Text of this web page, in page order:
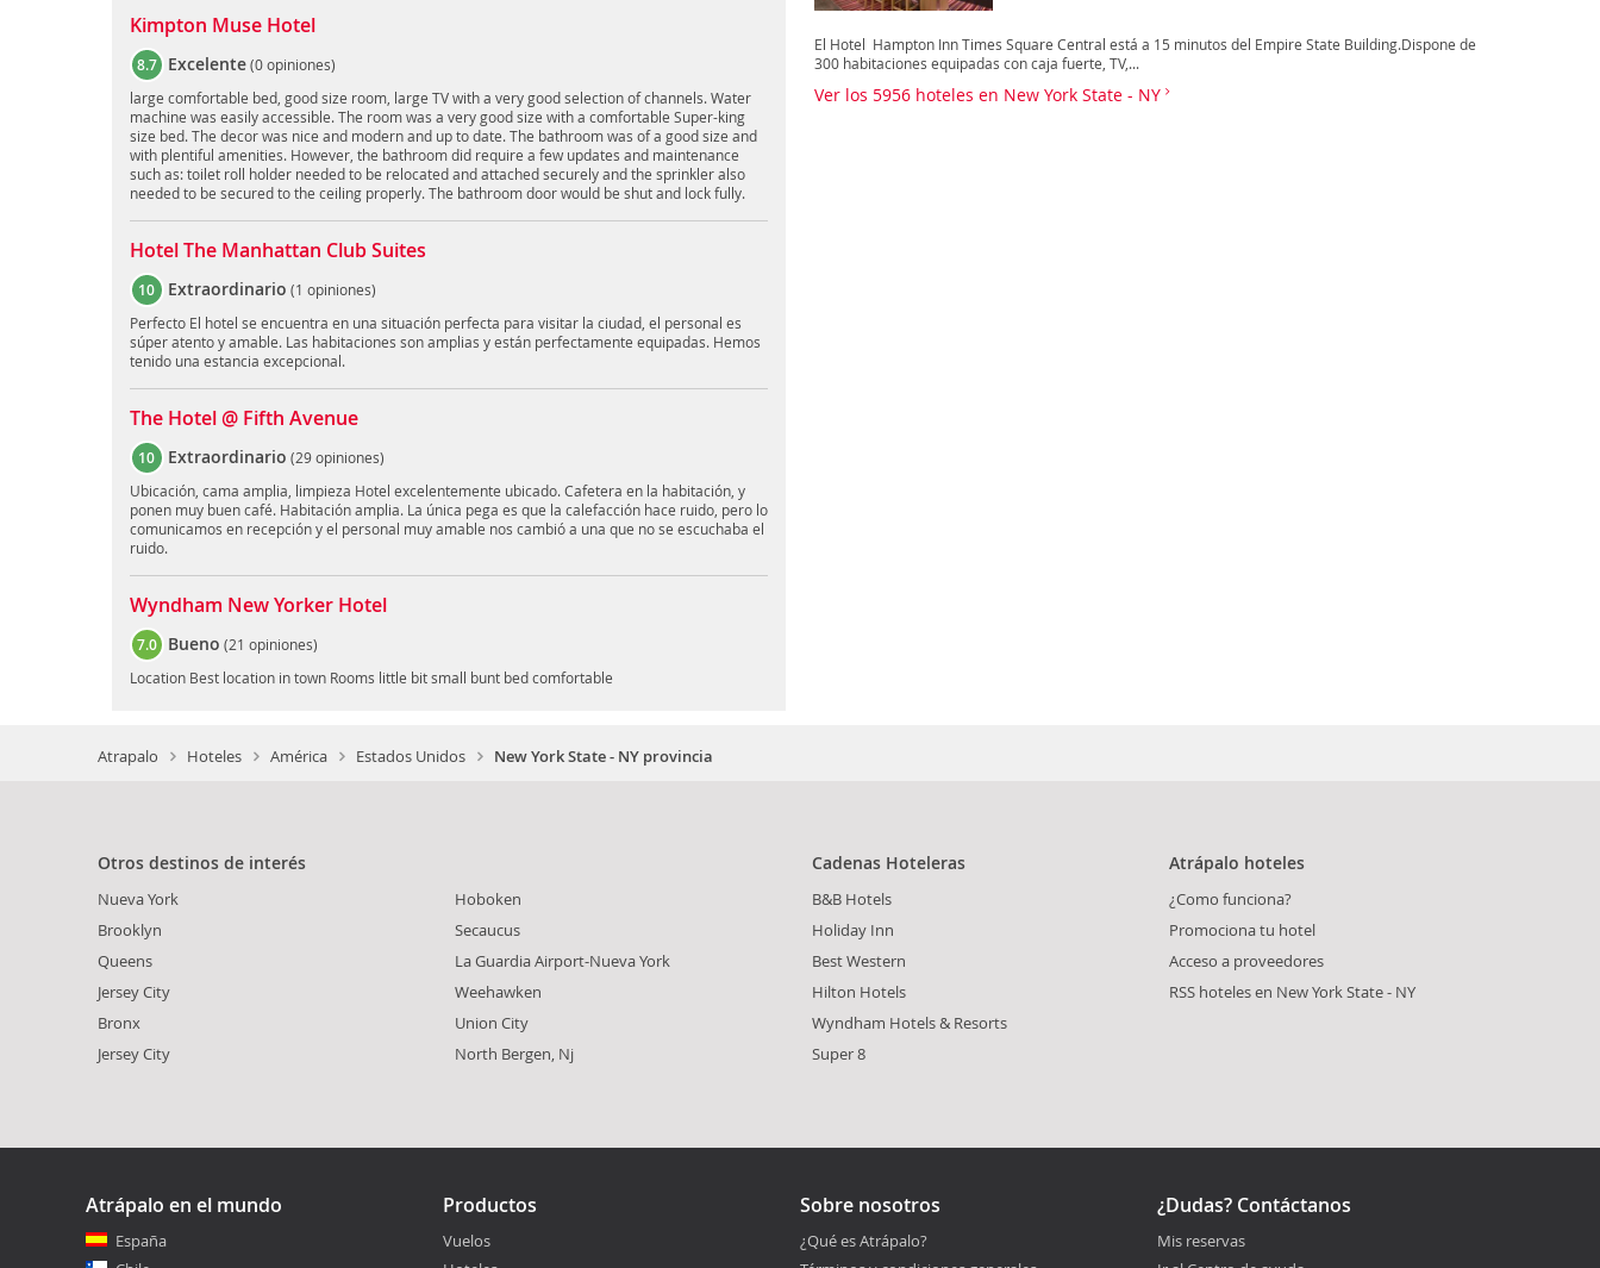
Kimpton Muse Hotel
8.7 Excelente(0 opiniones)
large comfortable bed, good size room, large TV with a very good selection of channels. Water
machine was easily accessible. The room was a very good size with a comfortable Super-king
size bed. The decor was nice and modern and up to date. The bathroom was of a good size and
with plentiful amenities. However, the bathroom did require a few updates and maintenance
such as: toilet roll holder needed to be relocated and attached securely and the sprinkler also
needed to be secured to the ceiling properly. The bathroom door would be shut and lock fully.
Hotel The Manhattan Club Suites
10 Extraordinario (1 opiniones)
Perfecto El hotel se encuentra en una situación perfecta para visitar la ciudad, el personal es
súper atento y amable. Las habitaciones son amplias y están perfectamente equipadas. Hemos
tenido una estancia excepcional.
The Hotel @ Fifth Avenue
10 Extraordinario (29 opiniones)
Ubicación, cama amplia, limpieza Hotel excelentemente ubicado. Cafetera en la habitación, y
ponen muy buen café. Habitación amplia. La única pega es que la calefacción hace ruido, pero lo
comunicamos en recepción y el personal muy amable nos cambió a una que no se escuchaba el
ruido.
Wyndham New Yorker Hotel
7.0 Bueno (21 opiniones)
Location Best location in town Rooms little bit small bunt bed comfortable
El Hotel Hampton Inn Times Square Central está a 15 minutos del Empire State Building.Dispone de
300 habitaciones equipadas con caja fuerte, TV,...
Ver los 5956 hoteles en New York State - NY
Atrapalo Hoteles América Estados Unidos New York State - NY provincia
Otros destinos de interés
Nueva York
Brooklyn
Queens
Jersey City
Bronx
Jersey City
Hoboken
Secaucus
La Guardia Airport-Nueva York
Weehawken
Union City
North Bergen, Nj
Cadenas Hoteleras
B&B Hotels
Holiday Inn
Best Western
Hilton Hotels
Wyndham Hotels & Resorts
Super 8
Atrápalo hoteles
¿Como funciona?
Promociona tu hotel
Acceso a proveedores
RSS hoteles en New York State - NY
Atrápalo en el mundo
España
Productos
Vuelos
Sobre nosotros
¿Qué es Atrápalo?
¿Dudas? Contáctanos
Mis reservas